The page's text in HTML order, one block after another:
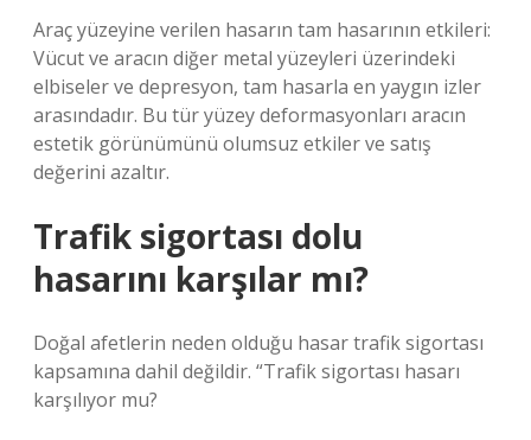
Araç yüzeyine verilen hasarın tam hasarının etkileri:
Vücut ve aracın diğer metal yüzeyleri üzerindeki
elbiseler ve depresyon, tam hasarla en yaygın izler
arasındadır. Bu tür yüzey deformasyonları aracın
estetik görünümünü olumsuz etkiler ve satış
değerini azaltır.
Trafik sigortası dolu
hasarını karşılar mı?
Doğal afetlerin neden olduğu hasar trafik sigortası
kapsamına dahil değildir. “Trafik sigortası hasarı
karşılıyor mu?